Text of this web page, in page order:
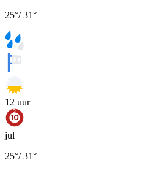
25°/31°
12 uur
jul
25°/31°